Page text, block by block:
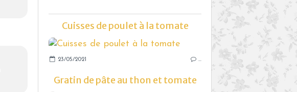
Cuisses de poulet à la tomate
23/05/2021 …
Gratin de pâte au thon et tomate